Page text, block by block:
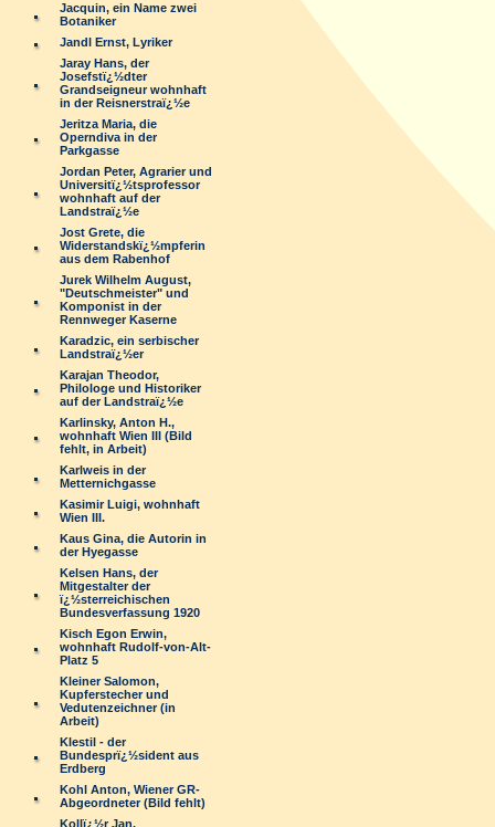
Jacquin, ein Name zwei
Botaniker
Jandl Ernst, Lyriker
Jaray Hans, der
Josefstï¿½dter
Grandseigneur wohnhaft
in der Reisnerstraï¿½e
Jeritza Maria, die
Operndiva in der
Parkgasse
Jordan Peter, Agrarier und
Universitï¿½tsprofessor
wohnhaft auf der
Landstraï¿½e
Jost Grete, die
Widerstandskï¿½mpferin
aus dem Rabenhof
Jurek Wilhelm August,
"Deutschmeister" und
Komponist in der
Rennweger Kaserne
Karadzic, ein serbischer
Landstraï¿½er
Karajan Theodor,
Philologe und Historiker
auf der Landstraï¿½e
Karlinsky, Anton H.,
wohnhaft Wien III (Bild
fehlt, in Arbeit)
Karlweis in der
Metternichgasse
Kasimir Luigi, wohnhaft
Wien III.
Kaus Gina, die Autorin in
der Hyegasse
Kelsen Hans, der
Mitgestalter der
ï¿½sterreichischen
Bundesverfassung 1920
Kisch Egon Erwin,
wohnhaft Rudolf-von-Alt-
Platz 5
Kleiner Salomon,
Kupferstecher und
Vedutenzeichner (in
Arbeit)
Klestil - der
Bundesprï¿½sident aus
Erdberg
Kohl Anton, Wiener GR-
Abgeordneter (Bild fehlt)
Kollï¿½r Jan,